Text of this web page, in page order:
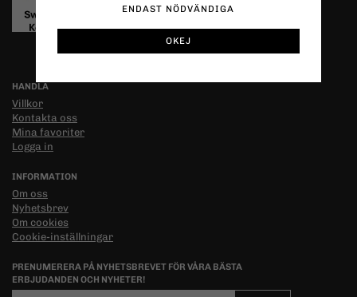
HANDLA
Villkor
Kontakta oss
Mina favoriter
Logga in
INFORMATION
Om oss
Nyhetsbrev
Om cookies
Cookie-inställningar
PRENUMERERA PÅ NYHETSBREVET FÖR VÅRA BÄSTA
ERBJUDANDEN OCH NYHETER!
ENDAST NÖDVÄNDIGA
OKEJ